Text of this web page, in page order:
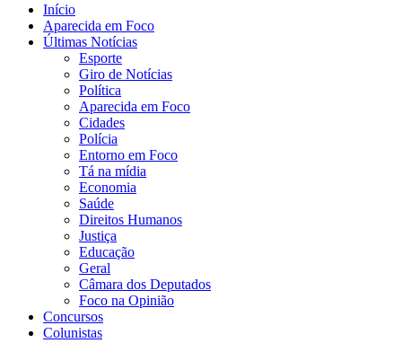
Início
Aparecida em Foco
Últimas Notícias
Esporte
Giro de Notícias
Política
Aparecida em Foco
Cidades
Polícia
Entorno em Foco
Tá na mídia
Economia
Saúde
Direitos Humanos
Justiça
Educação
Geral
Câmara dos Deputados
Foco na Opinião
Concursos
Colunistas